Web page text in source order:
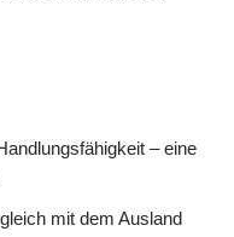
– eine
mit dem Ausland